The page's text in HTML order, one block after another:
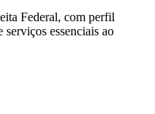
Federal, com perfil
essenciais ao